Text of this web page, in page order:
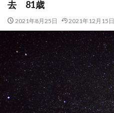
去 81歳
2021年8月25日 2021年12月15日